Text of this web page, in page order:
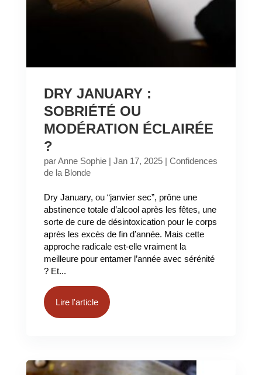
DRY JANUARY :
SOBRIÉTÉ OU
MODÉRATION ÉCLAIRÉE
?
parAnne Sophie| Jan 17, 2025| Confidences
de la Blonde
Dry January, ou “janvier sec”, prône une
abstinence totale d’alcool après les fêtes, une
sorte de cure de désintoxication pour le corps
après les excès de fin d’année. Mais cette
approche radicale est-elle vraiment la
meilleure pour entamer l’année avec sérénité
? Et...
Lire l'article